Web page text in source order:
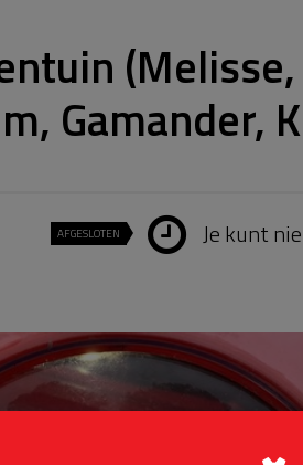
Gamander,
AFGESLOTEN Je kunt